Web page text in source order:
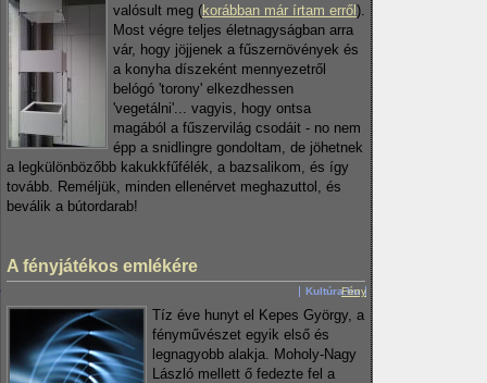
valósult meg (korábban már írtam erről ).
Most végre teljes életnagyságban arra
vár, hogy jöjjenek a fűszernövények és
a konyha díszeként mennyezetről
belógó 'torony' elkezdhessen
'vegetálni'... vagyis, hogy ontsa
magából a fűszervilág csodáit - no nem
épp a snidlingre gondoltam, de jöhetnek
a legkülönbözőbb kakukkfűfélék, a bazsalikom, és így
tovább. Reméljük, minden ellenérvet meghazuttol, és
beválik a bútordarab!
A fényjátékos emlékére
Fény
Kultúra.hu
Tíz éve hunyt el Kepes György, a
fényművészet egyik első és
legnagyobb alakja. Moholy-Nagy
László mellett ő fedezte fel a